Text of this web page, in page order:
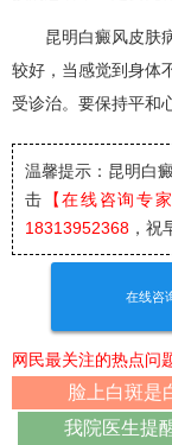
昆明白癜风皮肤病
较好，当感觉到身体
受诊治。要保持平和
温馨提示：昆明白
击
【在线咨询专家
18313952368 ，祝
在线咨
网民最关注的热点问
脸上白斑是
我院医生提